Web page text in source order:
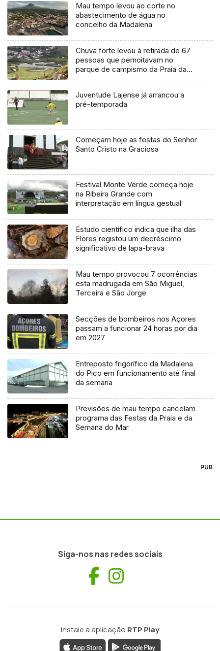
Mau tempo levou ao corte no
abastecimento de água no
concelho da Madalena
Chuva forte levou à retirada de 67
pessoas que pernoitavam no
parque de campismo da Praia da
Juventude Lajense já arrancou a
pré-temporada
Começam hoje as festas do Senhor
Santo Cristo na Graciosa
Festival Monte Verde começa hoje
na Ribeira Grande com
interpretação em língua gestual
Estudo científico indica que ilha das
Flores registou um decréscimo
significativo de lapa-brava
Mau tempo provocou 7 ocorrências
esta madrugada em São Miguel,
Terceira e São Jorge
Secções de bombeiros nos Açores
passam a funcionar 24 horas por dia
em 2027
Entreposto frigorífico da Madalena
do Pico em funcionamento até final
da semana
Previsões de mau tempo cancelam
programa das Festas da Praia e da
Semana do Mar
PUB
Siga-nos nas redes sociais
Facebook
Instale a aplicação RTP Play